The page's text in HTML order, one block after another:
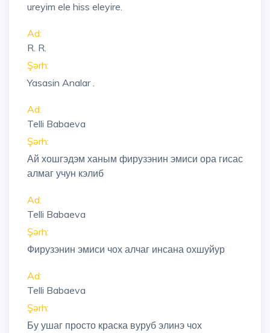
ureyim ele hiss eleyire.
Ad:
R. R.
Şərh:
Yasasin Analar .
Ad:
Telli Babaeva
Şərh:
Ай хошгэдэм ханым фирузэнин эмиси ора гисас
алмаг учун кэлиб
Ad:
Telli Babaeva
Şərh:
Фирузэнин эмиси чох алчаг инсана охшуйур
Ad:
Telli Babaeva
Şərh:
Бу ушаг просто краска вуруб элинэ чох